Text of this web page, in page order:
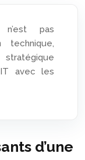
n’est pas
technique,
IT avec les
d’une